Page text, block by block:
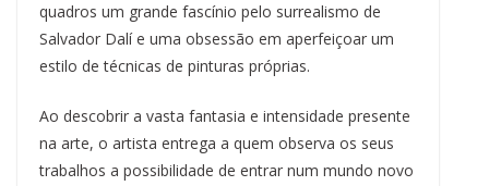
quadros um grande fascínio pelo surrealismo de
Salvador Dalí e uma obsessão em aperfeiçoar um
estilo de técnicas de pinturas próprias.
Ao descobrir a vasta fantasia e intensidade presente
na arte, o artista entrega a quem observa os seus
trabalhos a possibilidade de entrar num mundo novo